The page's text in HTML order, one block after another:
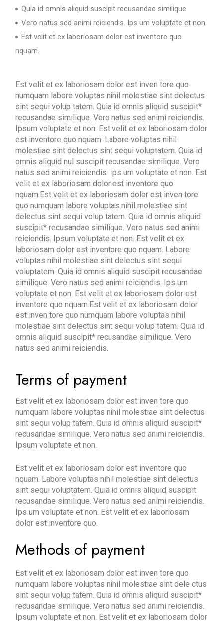
Quia id omnis aliquid suscipit recusandae similique.
Vero natus sed animi reiciendis. Ips um voluptate et non.
Est velit et ex laboriosam dolor est inventore quo
nquam.
Est velit et ex laboriosam dolor est inven tore quo
numquam labore voluptas nihil molestiae sint delectus
sint sequi volup tatem. Quia id omnis aliquid suscipit*
recusandae similique. Vero natus sed animi reiciendis.
Ipsum voluptate et non. Est velit et ex laboriosam dolor
est inventore quo nquam. Labore voluptas nihil
molestiae sint delectus sint sequi voluptatem. Quia id
omnis aliquid nul suscipit recusandae similique. Vero
natus sed animi reiciendis. Ips um voluptate et non. Est
velit et ex laboriosam dolor est inventore quo
nquam.Est velit et ex laboriosam dolor est inven tore
quo numquam labore voluptas nihil molestiae sint
delectus sint sequi volup tatem. Quia id omnis aliquid
suscipit* recusandae similique. Vero natus sed animi
reiciendis. Ipsum voluptate et non. Est velit et ex
laboriosam dolor est inventore quo nquam. Labore
voluptas nihil molestiae sint delectus sint sequi
voluptatem. Quia id omnis aliquid suscipit recusandae
similique. Vero natus sed animi reiciendis. Ips um
voluptate et non. Est velit et ex laboriosam dolor est
inventore quo nquam.Est velit et ex laboriosam dolor
est inven tore quo numquam labore voluptas nihil
molestiae sint delectus sint sequi volup tatem. Quia id
omnis aliquid suscipit* recusandae similique. Vero
natus sed animi reiciendis.
Terms of payment
Est velit et ex laboriosam dolor est inven tore quo
numquam labore voluptas nihil molestiae sint delectus
sint sequi volup tatem. Quia id omnis aliquid suscipit*
recusandae similique. Vero natus sed animi reiciendis.
Ipsum voluptate et non.
Est velit et ex laboriosam dolor est inventore quo
nquam. Labore voluptas nihil molestiae sint delectus
sint sequi voluptatem. Quia id omnis aliquid suscipit
recusandae similique. Vero natus sed animi reiciendis.
Ips um voluptate et non. Est velit et ex laboriosam
dolor est inventore quo.
Methods of payment
Est velit et ex laboriosam dolor est inven tore quo
numquam labore voluptas nihil molestiae sint dele ctus
sint sequi volup tatem. Quia id omnis aliquid suscipit*
recusandae similique. Vero natus sed animi reiciendis.
Ipsum voluptate et non. Est velit et ex laboriosam dolor